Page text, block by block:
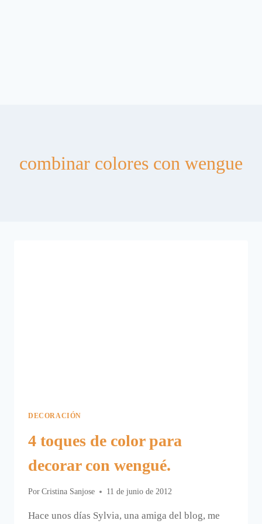
combinar colores con wengue
DECORACIÓN
4 toques de color para
decorar con wengué.
Por Cristina Sanjose 11 de junio de 2012
Hace unos días Sylvia, una amiga del blog, me